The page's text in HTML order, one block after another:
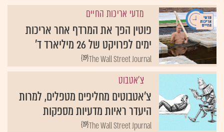
מדעי אריכות החיים
פוטין הפך את המרדף אחר אריכות
ימים לפרויקט של 26 מיליארד ד'
{19}The Wall Street Journal
צ'אטבוט
צ'אטבוטים מחליפים מטפלים, למרות
היעדר ראיות מדעיות מספקות
{19}The Wall Street Jpurnal